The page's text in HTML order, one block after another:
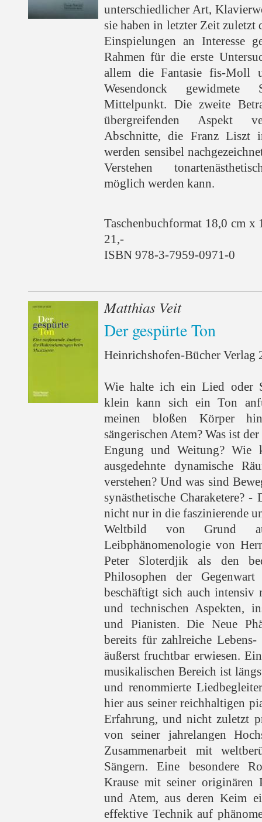
unterschiedlicher Art,
sie haben in letzter Zeit zuletzt
Einspielungen an Interesse
Rahmen für die erste
allem die Fantasie fis-Moll
Wesendonck
Mittelpunkt. Die zweite
übergreifenden Aspekt
Abschnitte, die Franz Liszt
werden sensibel
Verstehen
möglich werden kann.
Taschenbuchformat 18,0 cm
21,-
ISBN 978-3-7959-0971-0
Matthias Veit
Der gespürte Ton
Heinrichshofen-Bücher Verlag
Wie halte ich ein Lied oder
klein kann sich ein Ton
meinen bloßen Körper
sängerischen Atem? Was ist
Engung und Weitung? Wie
ausgedehnte dynamische
verstehen? Und was sind
synästhetische Charaketere?
nicht nur in die faszinierende
Weltbild von Grund
Leibphänomenologie von
Peter Sloterdjik als den
Philosophen der Gegenwart
beschäftigt sich auch intensiv
und technischen Aspekten,
und Pianisten. Die Neue
bereits für zahlreiche
äußerst fruchtbar erwiesen.
musikalischen Bereich ist
und renommierte
hier aus seiner reichhaltigen
Erfahrung, und nicht zuletzt
von seiner jahrelangen
Zusammenarbeit mit
Sängern. Eine besondere
Krause mit seiner originären
und Atem, aus deren Keim
effektive Technik auf